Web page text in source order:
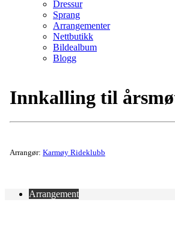
Dressur
Sprang
Arrangementer
Nettbutikk
Bildealbum
Blogg
Innkalling til
Arrangør: Karmøy Rideklubb
Arrangement